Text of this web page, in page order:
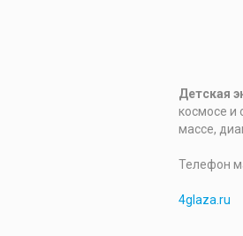
Детская
космосе и
массе,
Телефон
4glaza.ru